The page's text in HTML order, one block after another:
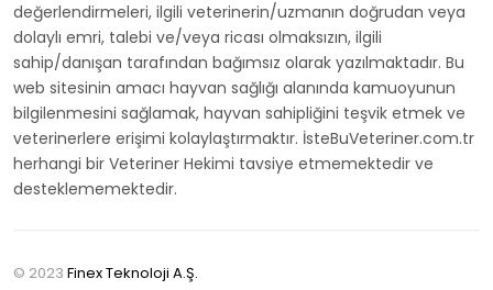
değerlendirmeleri, ilgili veterinerin/uzmanın doğrudan veya
dolaylı emri, talebi ve/veya ricası olmaksızın, ilgili
sahip/danışan tarafından bağımsız olarak yazılmaktadır. Bu
web sitesinin amacı hayvan sağlığı alanında kamuoyunun
bilgilenmesini sağlamak, hayvan sahipliğini teşvik etmek ve
veterinerlere erişimi kolaylaştırmaktır. İsteBuVeteriner.com.tr
herhangi bir Veteriner Hekimi tavsiye etmemektedir ve
desteklememektedir.
© 2023 Finex Teknoloji A.Ş.